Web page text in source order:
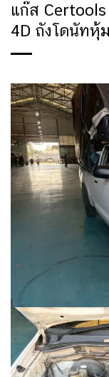
แก๊ส
4D ถังโดนัทหุ้